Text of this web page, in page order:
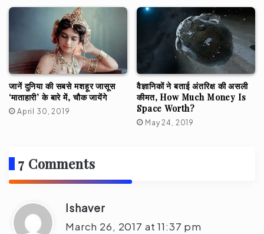
जानें दुनिया की सबसे मशहूर जासूस
‘माताहारी’ के बारे में, चौक जायेंगे
April 30, 2019
वैज्ञानिकों ने बताई अंतरिक्ष की असली
कीमत, How Much Money Is
Space Worth?
May 24, 2019
7 Comments
Ishavers
a
March 26, 2017 at 11:37 pm